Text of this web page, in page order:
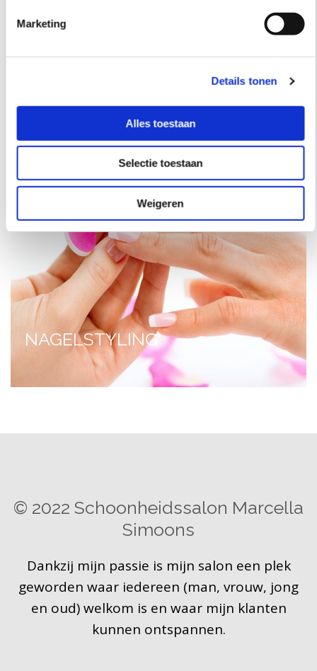
Marketing
Details tonen
Alles toestaan
Selectie toestaan
Weigeren
PEDICURE
NAGELSTYLING
© 2022 Schoonheidssalon Marcella
Simoons
Dankzij mijn passie is mijn salon een plek
geworden waar iedereen (man, vrouw, jong
en oud) welkom is en waar mijn klanten
kunnen ontspannen.